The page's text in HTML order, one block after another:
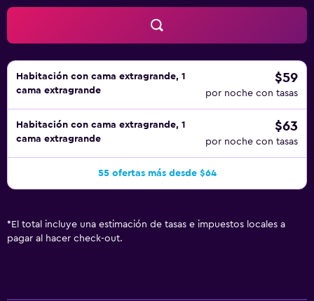
Habitación con cama extragrande, 1
cama extragrande
$59
por noche con tasas
Habitación con cama extragrande, 1
cama extragrande
$63
por noche con tasas
55 ofertas más desde $64
* El total incluye una estimación de tasas e impuestos locales a
pagar al hacer check-out.